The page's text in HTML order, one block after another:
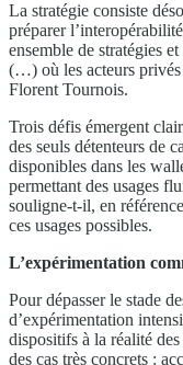
La stratégie consiste
préparer
ensemble de stratégies
(…) où les acteurs
Florent Tournois.
Trois défis émergent
des seuls détenteurs de
disponibles dans les
permettant des usages
souligne-t-il, en
ces usages possibles.
L’expérimentation
Pour dépasser le stade
d’expérimentation
dispositifs à la réalité
des cas très concrets :